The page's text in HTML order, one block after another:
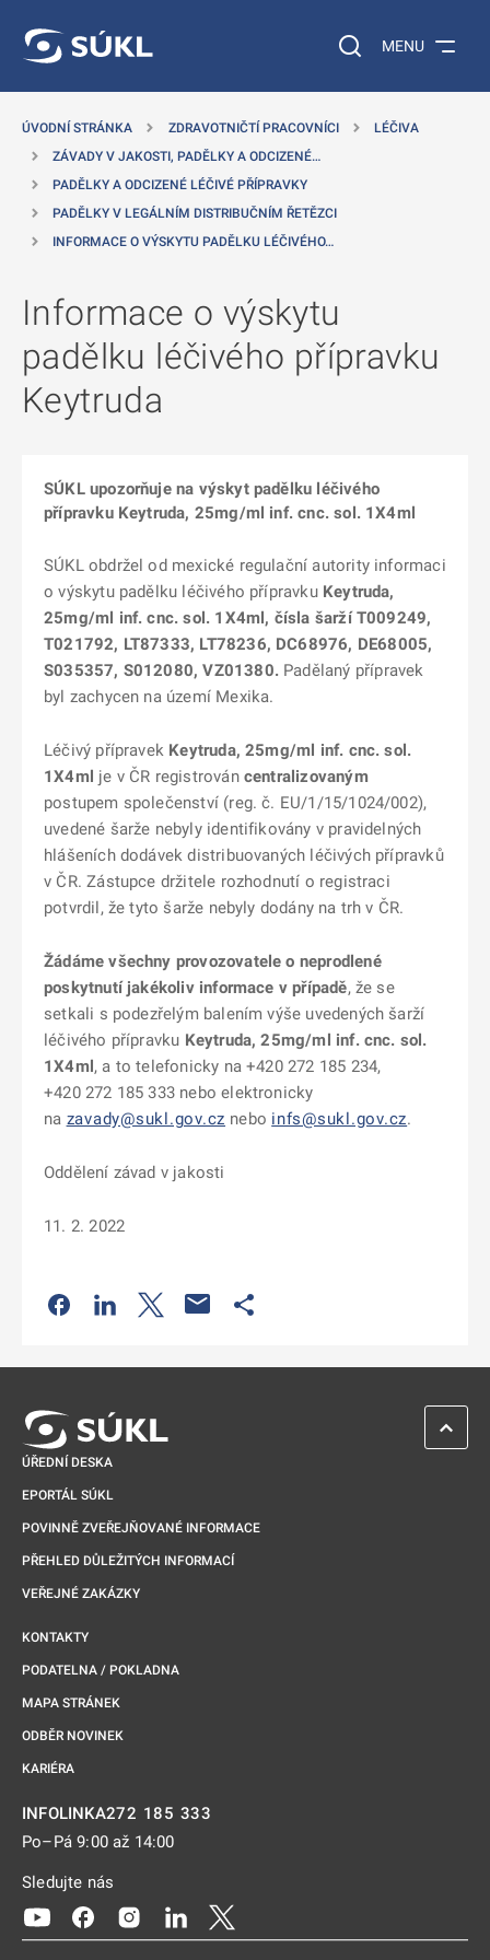
Vyhledávání na
MENU
ÚVODNÍ STRÁNKA ZDRAVOTNIČTÍ PRACOVNÍCI
LÉČIVA
ZÁVADY V JAKOSTI, PADĚLKY A ODCIZENÉ…
PADĚLKY A ODCIZENÉ LÉČIVÉ PŘÍPRAVKY
PADĚLKY V LEGÁLNÍM DISTRIBUČNÍM ŘETĚZCI
INFORMACE O VÝSKYTU PADĚLKU LÉČIVÉHO…
Informace o výskytu
padělku léčivého přípravku
Keytruda
SÚKL upozorňuje na výskyt padělku léčivého
přípravku Keytruda, 25mg/ml inf. cnc. sol. 1X4ml
SÚKL obdržel od mexické regulační autority informaci
o výskytu padělku léčivého přípravku Keytruda,
25mg/ml inf. cnc. sol. 1X4ml, čísla šarží T009249,
T021792, LT87333, LT78236, DC68976, DE68005,
S035357, S012080, VZ01380.Padělaný přípravek
byl zachycen na území Mexika.
Léčivý přípravek Keytruda, 25mg/ml inf. cnc. sol.
1X4ml je v ČR registrován centralizovaným
postupem společenství (reg. č. EU/1/15/1024/002),
uvedené šarže nebyly identifikovány v pravidelných
hlášeních dodávek distribuovaných léčivých přípravků
v ČR. Zástupce držitele rozhodnutí o registraci
potvrdil, že tyto šarže nebyly dodány na trh v ČR.
Žádáme všechny provozovatele o neprodlené
poskytnutí jakékoliv informace v případě, že se
setkali s podezřelým balením výše uvedených šarží
léčivého přípravku Keytruda, 25mg/ml inf. cnc. sol.
1X4ml, a to telefonicky na +420 272 185 234,
+420 272 185 333 nebo elektronicky
na zavady@sukl.gov.cz nebo infs@sukl.gov.cz.
Oddělení závad v jakosti
11. 2. 2022
Odkaz se otevře na nové kartě
Odkaz se otevře na nové kartě
Odkaz se otevře na nové kartě
ÚŘEDNÍ DESKA
EPORTÁL SÚKL
POVINNĚ ZVEŘEJŇOVANÉ INFORMACE
PŘEHLED DŮLEŽITÝCH INFORMACÍ
VEŘEJNÉ ZAKÁZKY
KONTAKTY
PODATELNA / POKLADNA
MAPA STRÁNEK
ODBĚR NOVINEK
KARIÉRA
INFOLINKA272 185 333
Po–Pá 9:00 až 14:00
Sledujte nás
Odkaz se otevře na nové kartě
Odkaz se otevře na nové kartě
Odkaz se otevře na nové kartě
Odkaz se otevře na nové kartě
ZPĚT